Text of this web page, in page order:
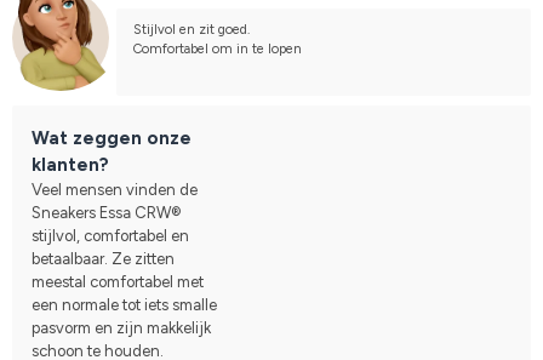
Stijlvol en zit goed.
Comfortabel om in te lopen
Wat zeggen onze
klanten?
Veel mensen vinden de
Sneakers Essa CRW®
stijlvol, comfortabel en
betaalbaar. Ze zitten
meestal comfortabel met
een normale tot iets smalle
pasvorm en zijn makkelijk
schoon te houden.